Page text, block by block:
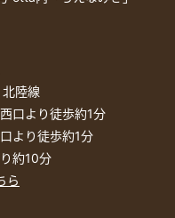
陸線
口より徒歩約1分
より徒歩約1分
約10分
ら